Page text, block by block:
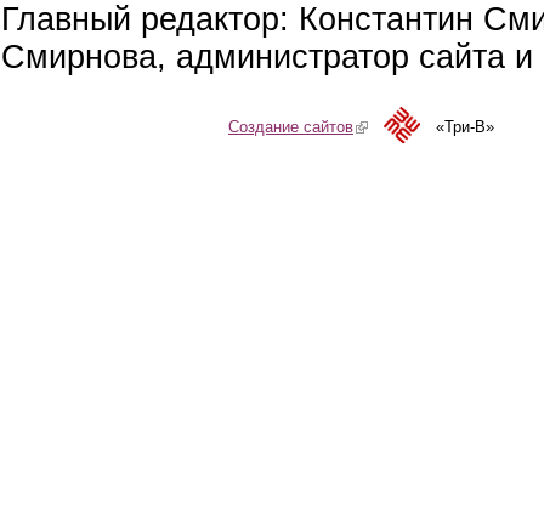
Главный редактор: Константин
Смирнова, администратор сайта
Создание сайтов(link is external)«Три-В»